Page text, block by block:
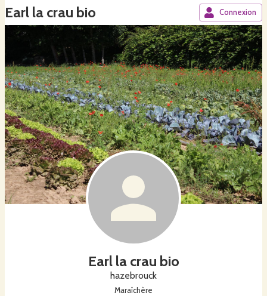
Earl la crau bio Connexion
Earl la crau bio
hazebrouck
Maraîchère